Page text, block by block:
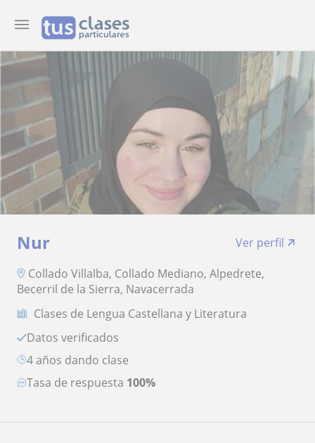
Nur
Ver perfil
Collado Villalba, Collado Mediano, Alpedrete,
Becerril de la Sierra, Navacerrada
Clases de Lengua Castellana y Literatura
Datos verificados
4 años dando clase
Tasa de respuesta 100%